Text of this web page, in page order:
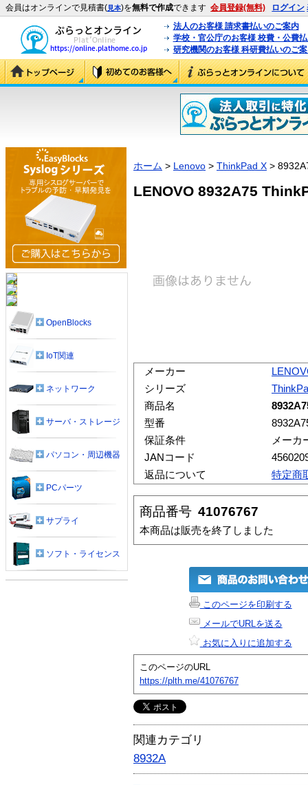
会員はオンラインで見積書(見本)を無料で作成できます 会員登録(無料) ログイン
法人のお客様 請求書払いのご案内
学校・官公庁のお客様 校費・公費
研究機関のお客様 科研費払いのご
ホーム > Lenovo > ThinkPad X >
LENOVO 8932A75
メーカー
シリーズ
商品名
型番
保証条件
メーカ
JANコード
返品について
特定商
商品番号 41076767
本商品は販売を終了しました
このページを印刷する
メールでURLを送る
お気に入りに追加する
このページのURL
https://plth.me/41076767
関連カテゴリ
8932A
OpenBlocks
IoT関連
ネットワーク
サーバ・ストレージ
パソコン・周辺機器
PCパーツ
サプライ
ソフト・ライセンス